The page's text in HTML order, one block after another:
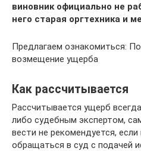
виновник официально не
него старая оргтехника и
Предлагаем ознакомиться:
возмещение ущерба
Как рассчитывается
Рассчитывается ущерб
либо судебным экспертом,
вести не рекомендуется,
обращаться в суд с подачей